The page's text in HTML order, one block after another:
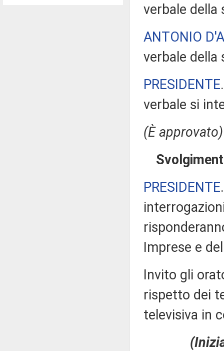
verbale della
ANTONIO
verbale della
PRESIDENTE
verbale si
(È approvato)
PRESIDENTE
Imprese e
Invito gli
rispetto dei
televisiva in